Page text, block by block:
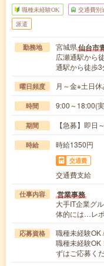
職種未経験OK 交通費別
派遣
勤務地 宮城県仙台市
広瀬通駅から
通駅から徒歩3
曜日頻度 月～金※土日休
時間 9:00～18:00(
期間 【急募】即
時給 時給1350円
交通費
交通費支給
仕事内容 営業事務
大手IT企業グ
体的には…レ
応募資格
職種未経験OK
職種未経験OK
ずはご応募く